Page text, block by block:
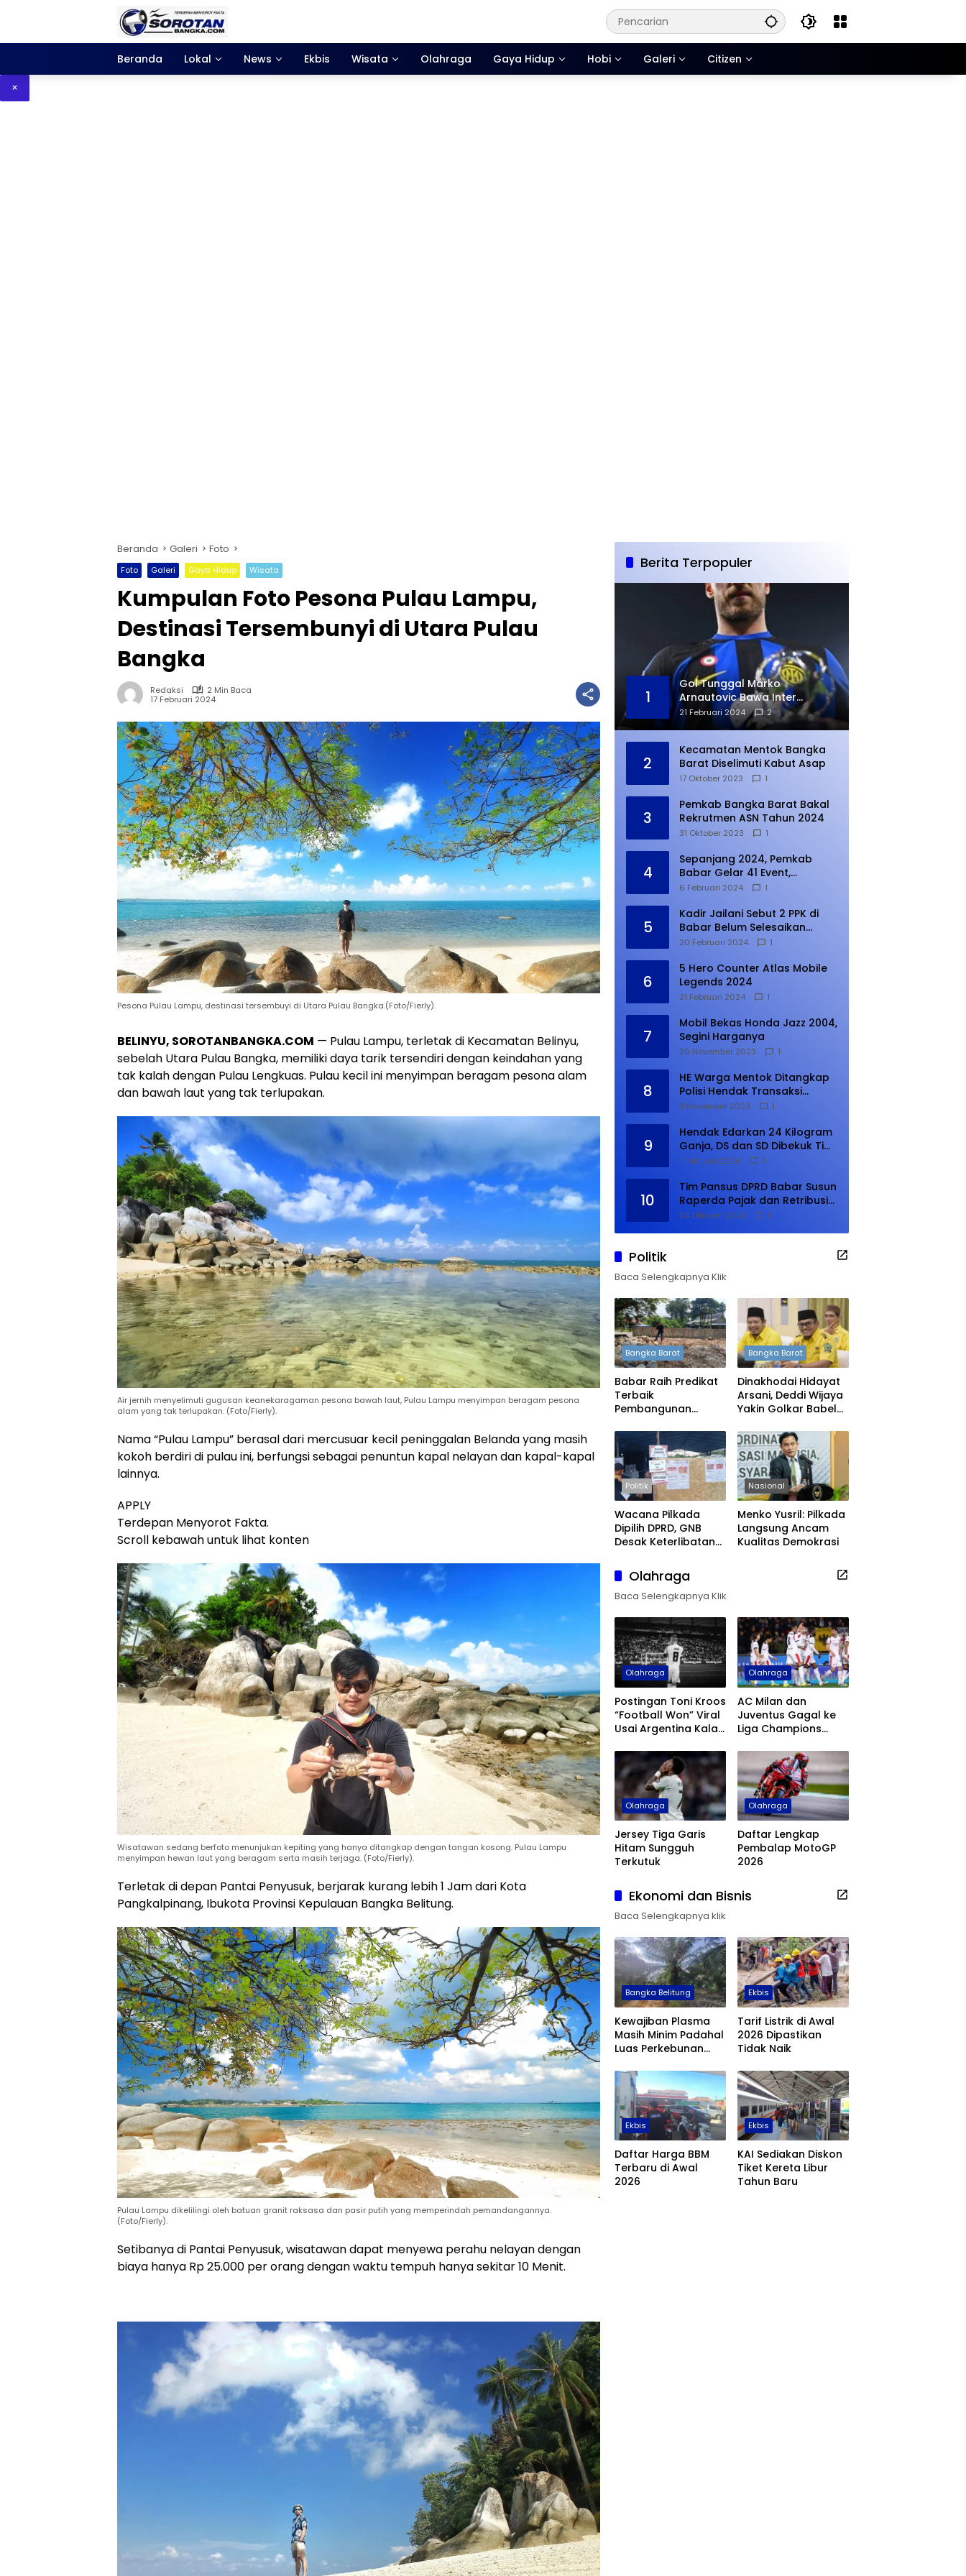
Beranda
Lokal News Ekbis Wisata Olahraga Gaya Hidup Hobi Galeri Citizen
×
Beranda Galeri Foto
Foto Galeri Gaya Hidup Wisata
Kumpulan Foto Pesona Pulau Lampu,
Destinasi Tersembunyi di Utara Pulau
Bangka
Redaksi
2 Min Baca
17 Februari 2024
Pesona Pulau Lampu, destinasi tersembuyi di Utara Pulau Bangka.(Foto/Fierly).
BELINYU, SOROTANBANGKA.COM — Pulau Lampu, terletak di Kecamatan Belinyu,
sebelah Utara Pulau Bangka, memiliki daya tarik tersendiri dengan keindahan yang
tak kalah dengan Pulau Lengkuas. Pulau kecil ini menyimpan beragam pesona alam
dan bawah laut yang tak terlupakan.
Air jernih menyelimuti gugusan keanekaragaman pesona bawah laut, Pulau Lampu menyimpan beragam pesona
alam yang tak terlupakan. (Foto/Fierly).
Nama “Pulau Lampu” berasal dari mercusuar kecil peninggalan Belanda yang masih
kokoh berdiri di pulau ini, berfungsi sebagai penuntun kapal nelayan dan kapal-kapal
lainnya.
APPLY
Terdepan Menyorot Fakta.
Scroll kebawah untuk lihat konten
Wisatawan sedang berfoto menunjukan kepiting yang hanya ditangkap dengan tangan kosong. Pulau Lampu
menyimpan hewan laut yang beragam serta masih terjaga. (Foto/Fierly).
Terletak di depan Pantai Penyusuk, berjarak kurang lebih 1 Jam dari Kota
Pangkalpinang, Ibukota Provinsi Kepulauan Bangka Belitung.
Pulau Lampu dikelilingi oleh batuan granit raksasa dan pasir putih yang memperindah pemandangannya.
(Foto/Fierly).
Setibanya di Pantai Penyusuk, wisatawan dapat menyewa perahu nelayan dengan
biaya hanya Rp 25.000 per orang dengan waktu tempuh hanya sekitar 10 Menit.
Berita Terpopuler
1
Gol Tunggal Marko
Arnautovic Bawa Inter
Ungguli Atletico Madrid
21 Februari 2024 2
2
Kecamatan Mentok Bangka
Barat Diselimuti Kabut Asap
17 Oktober 2023 1
3
Pemkab Bangka Barat Bakal
Rekrutmen ASN Tahun 2024
31 Oktober 2023 1
4
Sepanjang 2024, Pemkab
Babar Gelar 41 Event,
Meningkat dari Tahun Lalu
6 Februari 2024 1
5
Kadir Jailani Sebut 2 PPK di
Babar Belum Selesaikan
Rekapitulasi Penghitungan
20 Februari 2024 1
6
5 Hero Counter Atlas Mobile
Legends 2024
21 Februari 2024 1
7
Mobil Bekas Honda Jazz 2004,
Segini Harganya
26 November 2023 1
8
HE Warga Mentok Ditangkap
Polisi Hendak Transaksi
Narkoba di Kampung Tanjung
9 November 2023 1
9
Hendak Edarkan 24 Kilogram
Ganja, DS dan SD Dibekuk Tim
Gabungan
1 Februari 2024 1
10
Tim Pansus DPRD Babar Susun
Raperda Pajak dan Retribusi
Daerah, Harus Selesai Januari
24 Oktober 2023 1
Politik
Baca Selengkapnya Klik
Bangka Barat
Babar Raih Predikat
Terbaik
Pembangunan
Boleh Berpuas Diri
Bangka Barat
Dinakhodai Hidayat
Arsani, Deddi Wijaya
Yakin Golkar Babel
Politik
Wacana Pilkada
Dipilih DPRD, GNB
Desak Keterlibatan
Nasional
Menko Yusril: Pilkada
Langsung Ancam
Kualitas Demokrasi
Olahraga
Baca Selengkapnya Klik
Olahraga
Postingan Toni Kroos
“Football Won” Viral
Usai Argentina Kalah
Olahraga
AC Milan dan
Juventus Gagal ke
Liga Champions
Cetak Sejarah
Olahraga
Jersey Tiga Garis
Hitam Sungguh
Terkutuk
Olahraga
Daftar Lengkap
Pembalap MotoGP
2026
Ekonomi dan Bisnis
Baca Selengkapnya klik
Bangka Belitung
Kewajiban Plasma
Masih Minim Padahal
Luas Perkebunan
Tembus 355 Ribu
Hektare
Ekbis
Tarif Listrik di Awal
2026 Dipastikan
Tidak Naik
Ekbis
Daftar Harga BBM
Terbaru di Awal
2026
Ekbis
KAI Sediakan Diskon
Tiket Kereta Libur
Tahun Baru